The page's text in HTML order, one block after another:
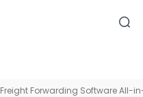
Freight Forwarding Software All-